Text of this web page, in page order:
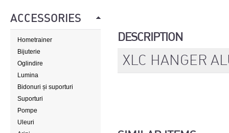
ACCESSORIES
Hometrainer
Bijuterie
Oglindire
Lumina
Bidonuri și suporturi
Suporturi
Pompe
Uleuri
DESCRIPTION
XLC HANGER